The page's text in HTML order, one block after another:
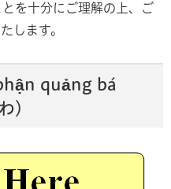
を十分にご理解の上、ご
します。
quảng bá
）